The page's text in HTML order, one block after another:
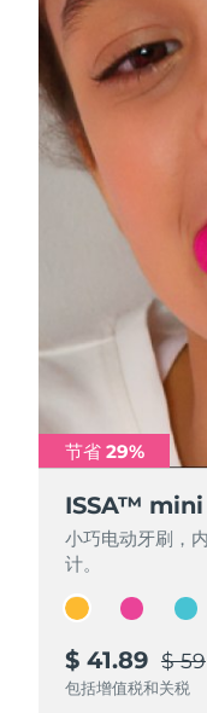
节省 29%
ISSA™ mini
小巧电动牙刷，
计。
$ 41.89 $ 59
包括增值税和关税
节省 29%
ISSA™ mini
小巧电动牙刷，
计。
$ 41.89 $ 59
包括增值税和关税
节省 29%
ISSA™ mini
小巧电动牙刷，
计。
$ 41.89 $ 59
包括增值税和关税
英国
美国
乌兹别克斯坦